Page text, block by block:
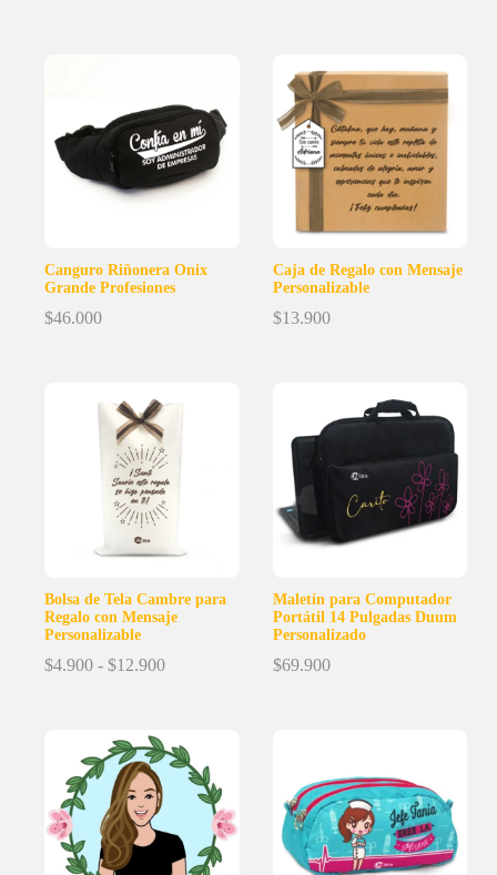
$48.000
Canguro Riñonera Onix
Grande Profesiones
$46.000
Caja de Regalo con Mensaje
Personalizable
$13.900
Bolsa de Tela Cambre para
Regalo con Mensaje
Personalizable
$4.900 - $12.900Rango
$4.900
hasta
$12.900
Maletín para Computador
Portátil 14 Pulgadas Duum
Personalizado
$69.900